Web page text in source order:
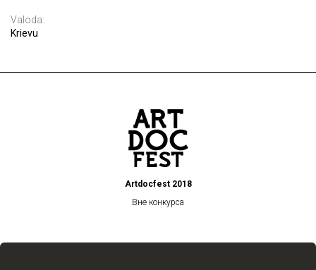
Valoda:
Krievu
Artdocfest 2018
Вне конкурса